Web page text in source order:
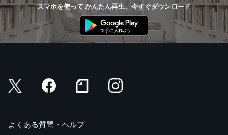
スマホを使って かんたん再生、今すぐダウンロード
よくある質問・ヘルプ